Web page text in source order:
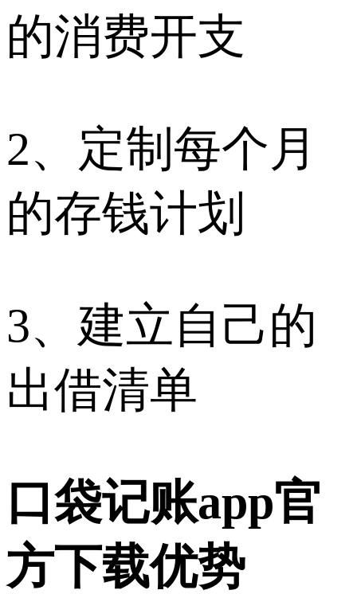
的消费开支
2、定制每个月
的存钱计划
3、建立自己的
出借清单
口袋记账app官
方下载优势